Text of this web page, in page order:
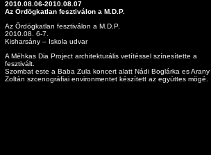
2010.08.06-2010.08.07
Az Ördögkatlan fesztiválon a M.D.P.
Az Ördögkatlan fesztiválon a M.D.P.
2010.08. 6-7.
Kisharsány – Iskola udvar
A Méhkas Dia Project architekturális vetítéssel színesítette a
fesztivált.
Szombat este a Baba Zula koncert alatt Nádi Boglárka es Arany
Zoltán szcenográfiai environmentet készített az együttes mögé.